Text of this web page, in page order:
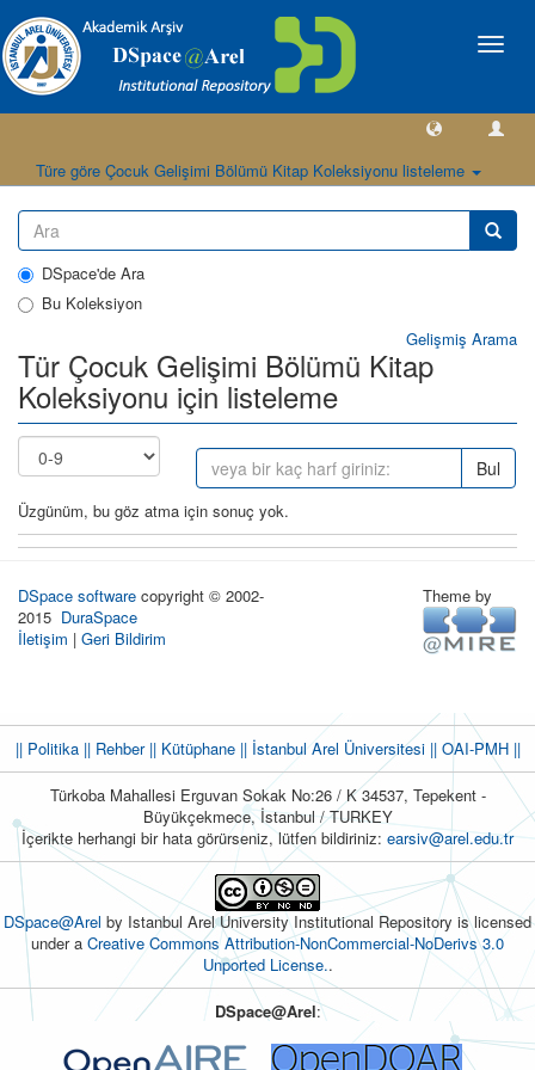
Geçiş
Türe göre Çocuk Gelişimi Bölümü Kitap Koleksiyonu listeleme
DSpace'de Ara
Bu Koleksiyon
Gelişmiş Arama
Tür Çocuk Gelişimi Bölümü Kitap
Koleksiyonu için listeleme
Bul
Üzgünüm, bu göz atma için sonuç yok.
DSpace software copyright © 2002-
2015 DuraSpace
İletişim | Geri Bildirim
Theme by
|| Politika|| Rehber|| Kütüphane|| İstanbul Arel Üniversitesi ||OAI-PMH ||
Türkoba Mahallesi Erguvan Sokak No:26 / K 34537, Tepekent -
Büyükçekmece, İstanbul / TURKEY
İçerikte herhangi bir hata görürseniz, lütfen bildiriniz: earsiv@arel.edu.tr
DSpace@Arel by Istanbul Arel University Institutional Repository is licensed
under a Creative Commons Attribution-NonCommercial-NoDerivs 3.0
Unported License..
DSpace@Arel: